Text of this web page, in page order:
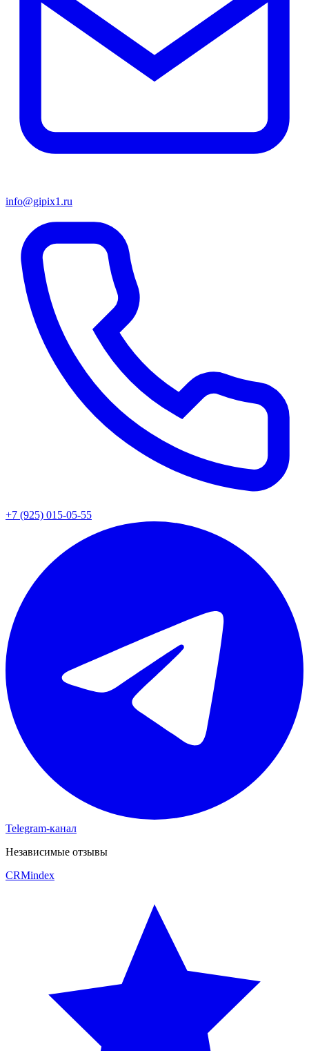
info@gipix1.ru
+7 (925) 015-05-55
Telegram-канал
Независимые отзывы
CRMindex